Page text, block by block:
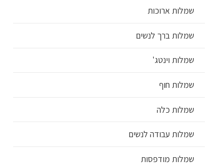
שמלות ארוכות
שמלות ברך לנשים
שמלות וינטג'
שמלות חוף
שמלות כלה
שמלות עבודה לנשים
שמלות מודפסות